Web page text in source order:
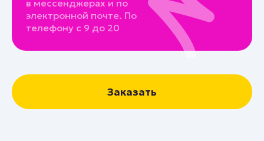
в мессенджерах и по
электронной почте. По
телефону с 9 до 20
Заказать